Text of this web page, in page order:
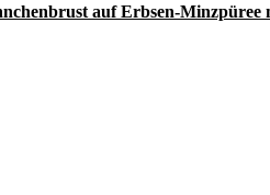
auf Erbsen-Minzpüree